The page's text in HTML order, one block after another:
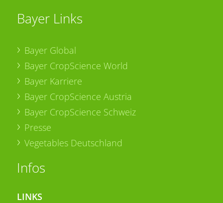
Bayer Links
Bayer Global
Bayer CropScience World
Bayer Karriere
Bayer CropScience Austria
Bayer CropScience Schweiz
Presse
Vegetables Deutschland
Infos
LINKS